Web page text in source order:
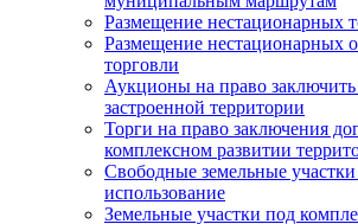
Размещение нестационарных
Размещение нестационарных
торговли
Аукционы на право заключить
застроенной территории
Торги на право заключения
комплексном развитии
Свободные земельные
использование
Земельные участки под